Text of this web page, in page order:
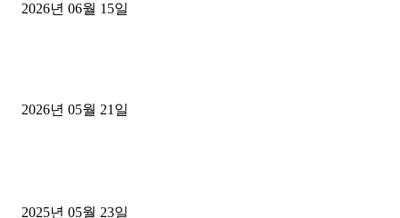
2026년 06월 15일
2026년 05월 21일
2025년 05월 23일